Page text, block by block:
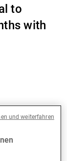
to
with
amid
und weiterfahren